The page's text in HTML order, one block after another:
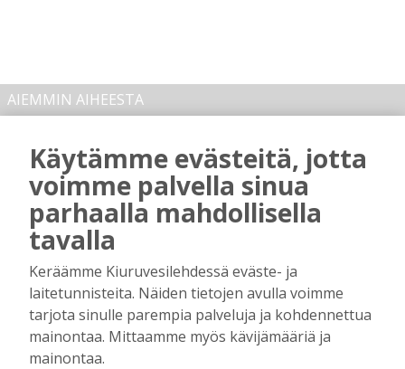
AIEMMIN AIHEESTA
Majasaaren marjamies kävi katsomassa
“laitumiensa” tämän kesän tuottoa
Tilaajille
Hanna Soini 1.8.2026 07:00
Kiuruveden Jänteen 60-vuotisjuhlassa:
Nuorissa ja talkoohenkisessä
seuratoiminnassa on urheilun tulevaisuus
Tilaajille
Toimitus 24.7.2026 10:00
Käytämme evästeitä, jotta
voimme palvella sinua
parhaalla mahdollisella
tavalla
Keräämme Kiuruvesilehdessä eväste- ja
laitetunnisteita. Näiden tietojen avulla voimme
tarjota sinulle parempia palveluja ja kohdennettua
mainontaa. Mittaamme myös kävijämääriä ja
mainontaa.